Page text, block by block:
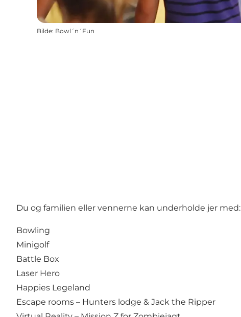
Bilde: Bowl´n´Fun
Du og familien eller vennerne kan underholde jer med:
Bowling
Minigolf
Battle Box
Laser Hero
Happies Legeland
Escape rooms – Hunters lodge & Jack the Ripper